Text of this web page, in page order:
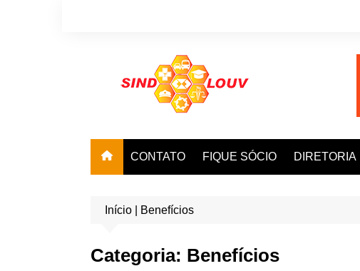
CONTATO FIQUE SÓCIO DIRETORIA
Início Benefícios
Categoria: Benefícios